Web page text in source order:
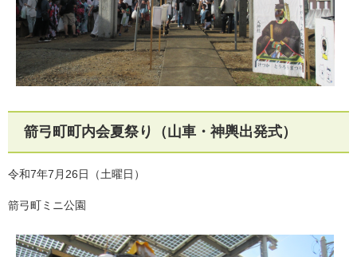
箭弓町町内会夏祭り（山車・神輿出発式）
令和7年7月26日（土曜日）
箭弓町ミニ公園